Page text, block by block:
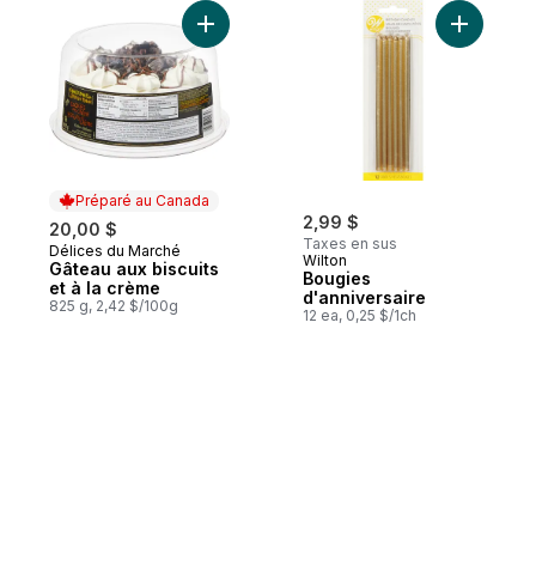
Préparé au Canada
20,00 $
Préparé au Canada
Délices du Marché
Gâteau aux biscuits
et à la crème
825 g, 2,42 $/100g
Ajouter Gâteau aux biscuits et à la crème
2,99 $
Taxes en sus
Wilton
Bougies
d'anniversaire
12 ea, 0,25 $/1ch
Ajouter